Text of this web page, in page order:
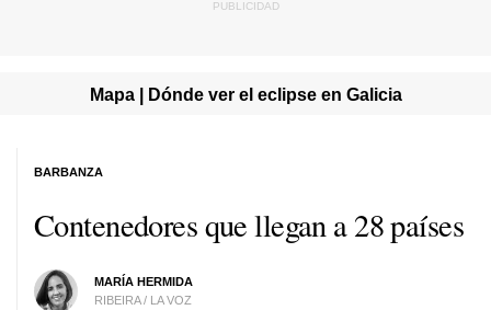
Mapa | Dónde ver el eclipse en Galicia
Contenedores que llegan a 28 países
MARÍA HERMIDA
RIBEIRA / LA VOZ
BARBANZA